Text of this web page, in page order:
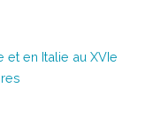
et en Italie au XVIe